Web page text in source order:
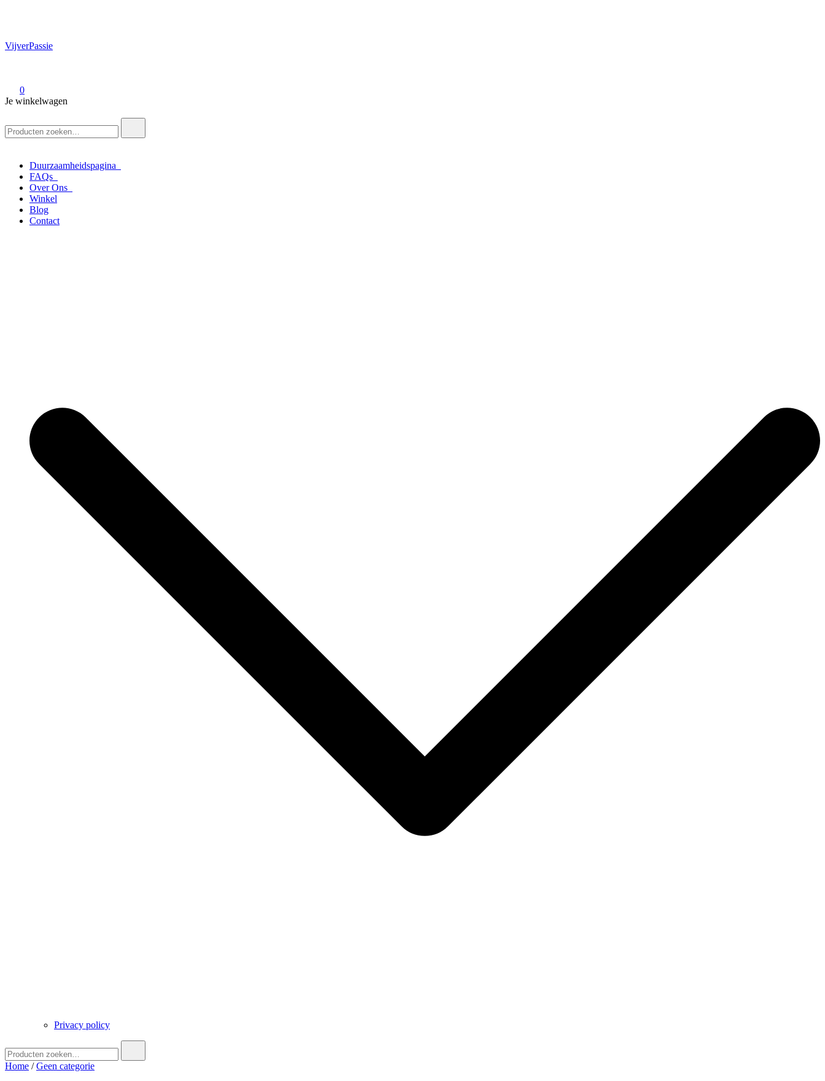
VijverPassie
0
Je winkelwagen
naar:
Duurzaamheidspagina
FAQs
Over Ons
Winkel
Blog
Contact
Privacy policy
naar:
Home /Geen categorie